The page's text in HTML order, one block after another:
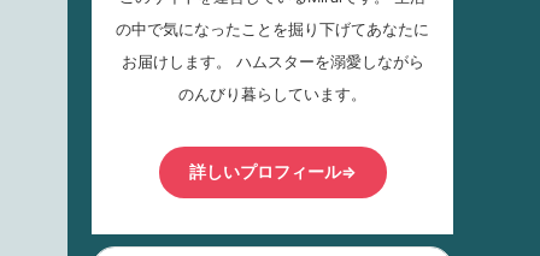
の中で気になったことを掘り下げてあなたに
お届けします。 ハムスターを溺愛しながら
のんびり暮らしています。
詳しいプロフィール⇒